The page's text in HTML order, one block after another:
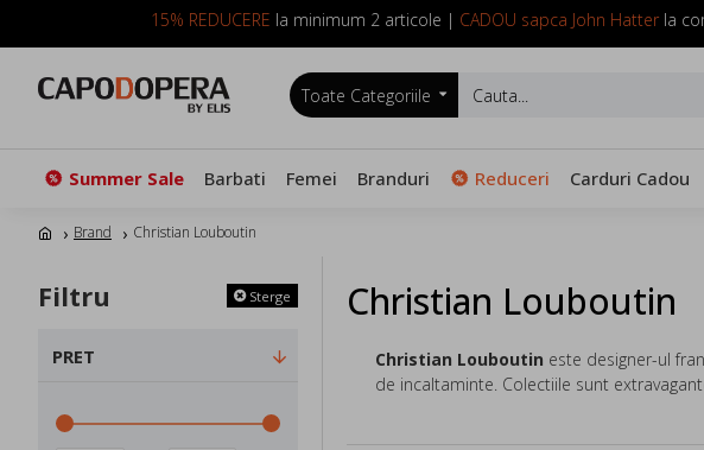
15% REDUCERE la minimum 2 articole | CADOU sapca John Hatterla
Toate Categoriile
Summer Sale Barbati Femei Branduri Reduceri Carduri Cadou
Brand Christian Louboutin
Filtru Sterge
PRET
Christian Louboutin
Christian Louboutin este designer-ul
de incaltaminte. Colectiile sunt